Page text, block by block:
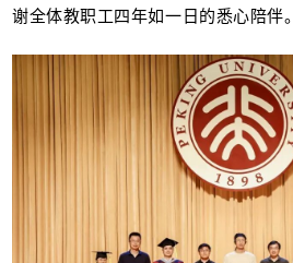
谢全体教职工四年如一日的悉心陪伴。